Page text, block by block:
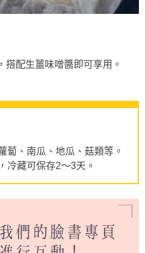
搭配生薑味噌醬即可享用。
蔔、南瓜、地瓜、菇類等。
冷藏可保存2～3天。